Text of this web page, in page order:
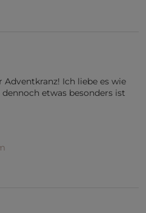
Ich liebe es wie
etwas besonders ist